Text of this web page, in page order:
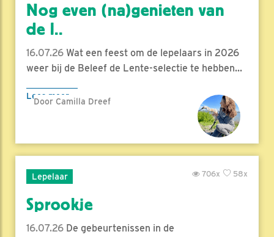
Nog even (na)genieten van
de l..
16.07.26 Wat een feest om de lepelaars in 2026
weer bij de Beleef de Lente-selectie te hebben...
Lees meer
Door Camilla Dreef
Lepelaar 58x
706x
Sprookje
16.07.26 De gebeurtenissen in de